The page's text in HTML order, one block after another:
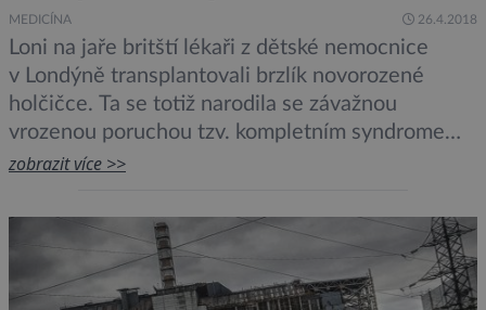
MEDICÍNA 26.4.2018
Loni na jaře britští lékaři z dětské nemocnice
v Londýně transplantovali brzlík novorozené
holčičce. Ta se totiž narodila se závažnou
vrozenou poruchou tzv. kompletním syndromem
diGeorge, který je způsoben chybějícím orgánem
její imunitní systém. Jedná se o vůbec prvního
občana České republiky s transplantovaným
brzlíkem. Nyní je holčička opět v péči […]
zobrazit více >>